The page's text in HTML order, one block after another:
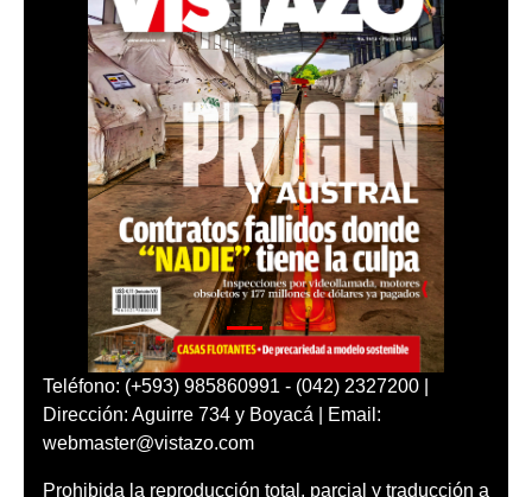
Teléfono: (+593) 985860991 - (042) 2327200 |
Dirección: Aguirre 734 y Boyacá | Email:
webmaster@vistazo.com
Prohibida la reproducción total, parcial y traducción a